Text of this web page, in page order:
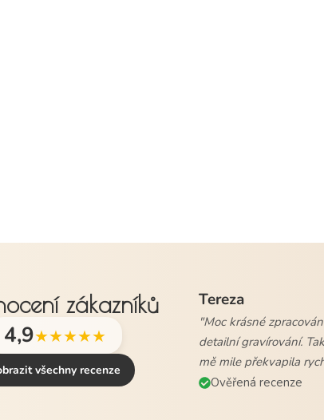
zákazníků
4,9★★★★★
všechny recenze
Tereza
"Moc krásné
detailní gravírování.
mě mile překvapila
vyřízení objednávky a
Ověřená recenze